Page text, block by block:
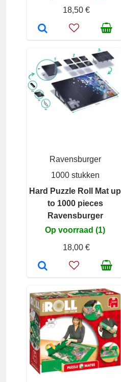
18,50 €
Ravensburger
1000 stukken
Hard Puzzle Roll Mat up
to 1000 pieces
Ravensburger
Op voorraad (1)
18,00 €